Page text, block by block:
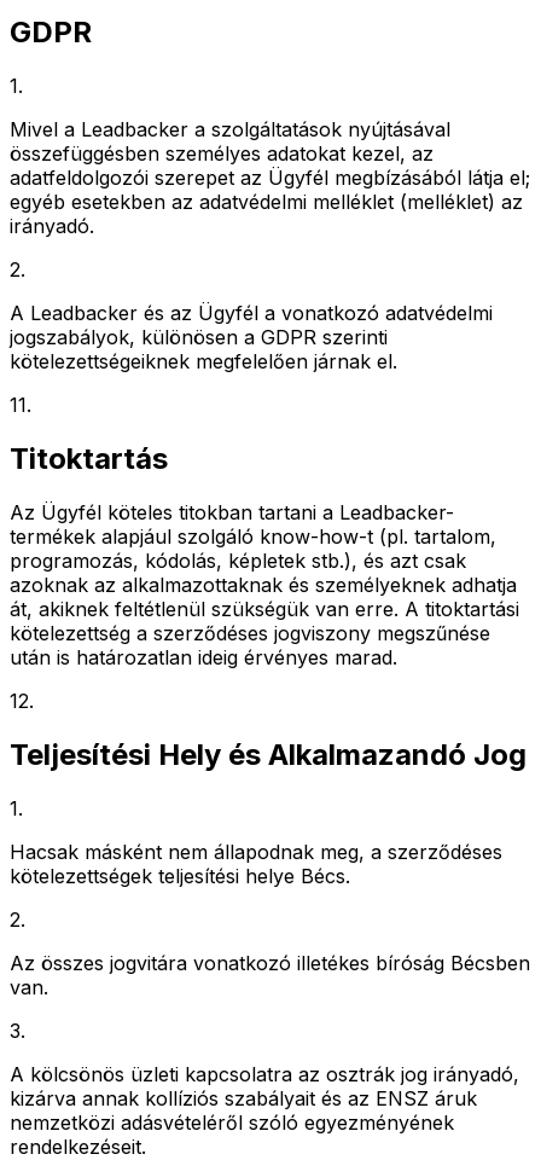
GDPR
1.
Mivel a Leadbacker a szolgáltatások nyújtásával
összefüggésben személyes adatokat kezel, az
adatfeldolgozói szerepet az Ügyfél megbízásából látja el;
egyéb esetekben az adatvédelmi melléklet (melléklet) az
irányadó.
2.
A Leadbacker és az Ügyfél a vonatkozó adatvédelmi
jogszabályok, különösen a GDPR szerinti
kötelezettségeiknek megfelelően járnak el.
11.
Titoktartás
Az Ügyfél köteles titokban tartani a Leadbacker-
termékek alapjául szolgáló know-how-t (pl. tartalom,
programozás, kódolás, képletek stb.), és azt csak
azoknak az alkalmazottaknak és személyeknek adhatja
át, akiknek feltétlenül szükségük van erre. A titoktartási
kötelezettség a szerződéses jogviszony megszűnése
után is határozatlan ideig érvényes marad.
12.
Teljesítési Hely és Alkalmazandó Jog
1.
Hacsak másként nem állapodnak meg, a szerződéses
kötelezettségek teljesítési helye Bécs.
2.
Az összes jogvitára vonatkozó illetékes bíróság Bécsben
van.
3.
A kölcsönös üzleti kapcsolatra az osztrák jog irányadó,
kizárva annak kollíziós szabályait és az ENSZ áruk
nemzetközi adásvételéről szóló egyezményének
rendelkezéseit.